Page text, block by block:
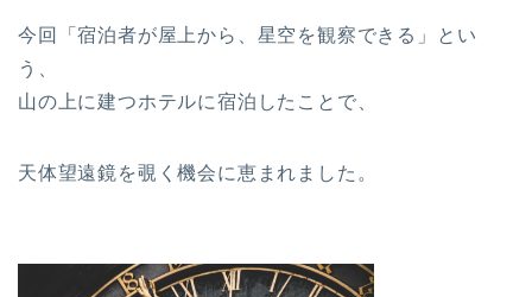
今回「宿泊者が屋上から、星空を観察できる」とい
う、
山の上に建つホテルに宿泊したことで、
天体望遠鏡を覗く機会に恵まれました。